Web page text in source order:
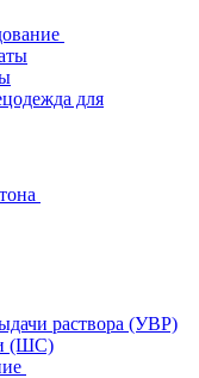
для
раствора (УВР)
(ШС)